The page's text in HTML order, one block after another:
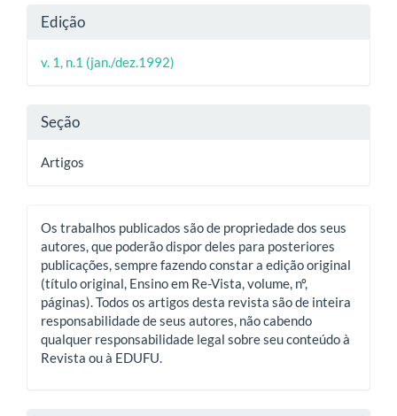
artigo
principal
Detalhes
do
artigo
Edição
v. 1, n.1 (jan./dez.1992)
Seção
Artigos
Os trabalhos publicados são de propriedade dos seus
autores, que poderão dispor deles para posteriores
publicações, sempre fazendo constar a edição original
(título original, Ensino em Re-Vista, volume, nº,
páginas). Todos os artigos desta revista são de inteira
responsabilidade de seus autores, não cabendo
qualquer responsabilidade legal sobre seu conteúdo à
Revista ou à EDUFU.